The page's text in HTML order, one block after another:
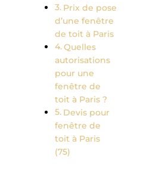
Prix de pose
d’une fenêtre
de toit à Paris
Quelles
autorisations
pour une
fenêtre de
toit à Paris ?
Devis pour
fenêtre de
toit à Paris
(75)